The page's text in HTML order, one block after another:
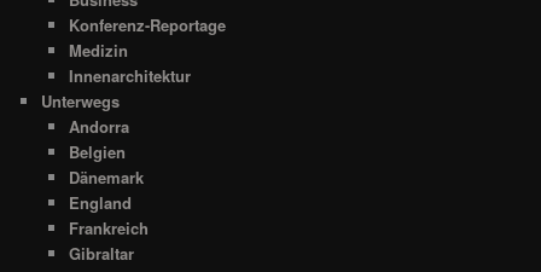
Konferenz-Reportage
Medizin
Innenarchitektur
Unterwegs
Andorra
Belgien
Dänemark
England
Frankreich
Gibraltar